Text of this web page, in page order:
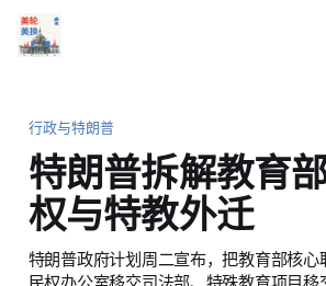
行政与特朗普
特朗普拆解教育
权与特教外迁
特朗普政府计划周二宣布，把教育部核